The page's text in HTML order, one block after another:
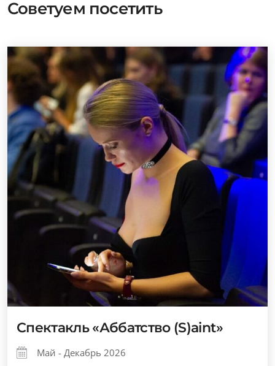
Советуем посетить
Спектакль «Аббатство (S)aint»
Май - Декабрь 2026